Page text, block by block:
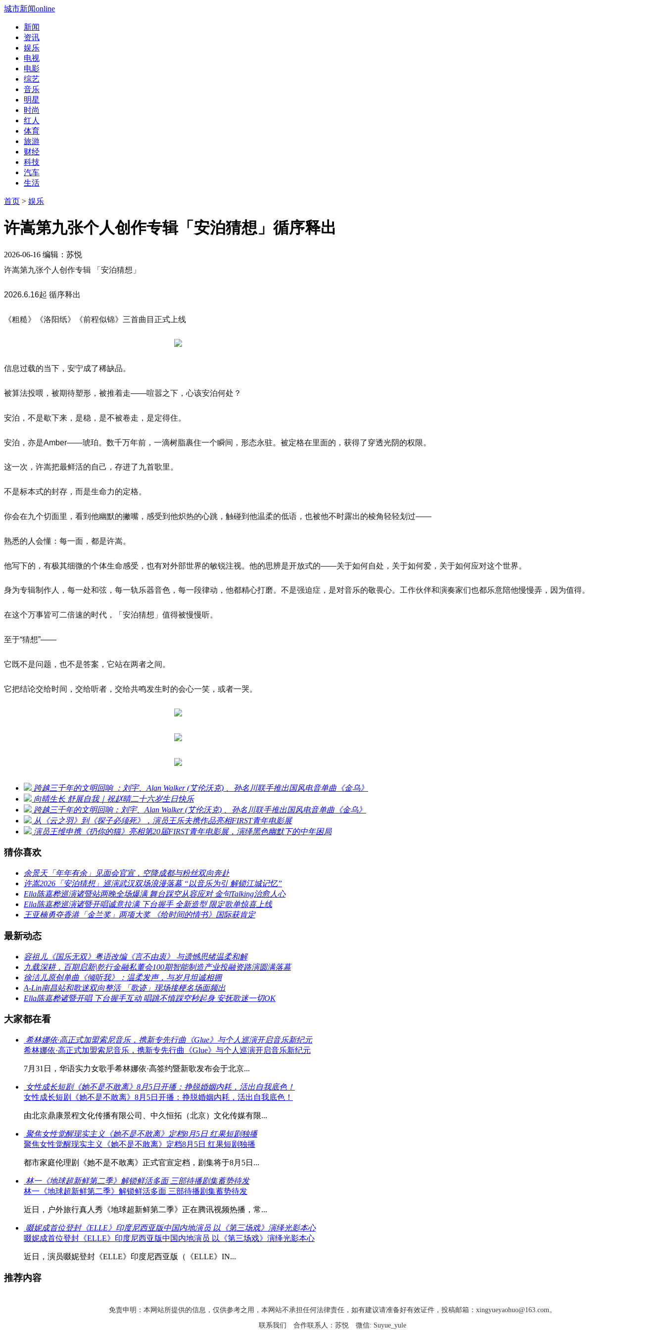
城市新闻online
新闻
资讯
娱乐
电视
电影
综艺
音乐
明星
时尚
红人
体育
旅游
财经
科技
汽车
生活
首页 > 娱乐
许嵩第九张个人创作专辑「安泊猜想」循序释出
2026-06-16 编辑：苏悦
许嵩第九张个人创作专辑 「安泊猜想」
2026.6.16起 循序释出
《粗糙》《洛阳纸》《前程似锦》三首曲目正式上线
信息过载的当下，安宁成了稀缺品。
被算法投喂，被期待塑形，被推着走——喧嚣之下，心该安泊何处？
安泊，不是歇下来，是稳，是不被卷走，是定得住。
安泊，亦是Amber——琥珀。数千万年前，一滴树脂裹住一个瞬间，形态永驻。被定格在里面的，获得了穿透光阴的权限。
这一次，许嵩把最鲜活的自己，存进了九首歌里。
不是标本式的封存，而是生命力的定格。
你会在九个切面里，看到他幽默的撇嘴，感受到他炽热的心跳，触碰到他温柔的低语，也被他不时露出的棱角轻轻划过——
熟悉的人会懂：每一面，都是许嵩。
他写下的，有极其细微的个体生命感受，也有对外部世界的敏锐注视。他的思辨是开放式的——关于如何自处，关于如何爱，关于如何应对这个世界。
身为专辑制作人，每一处和弦，每一轨乐器音色，每一段律动，他都精心打磨。不是强迫症，是对音乐的敬畏心。工作伙伴和演奏家们也都乐意陪他慢慢弄，因为值得。
在这个万事皆可二倍速的时代，「安泊猜想」值得被慢慢听。
至于“猜想”——
它既不是问题，也不是答案，它站在两者之间。
它把结论交给时间，交给听者，交给共鸣发生时的会心一笑，或者一哭。
跨越三千年的文明回响 ：刘宇、Alan Walker (艾伦沃克) 、孙名川联手推出国风电音单曲《金乌》
向晴生长 舒展自我｜祝赵晴二十六岁生日快乐
跨越三千年的文明回响：刘宇、Alan Walker (艾伦沃克) 、孙名川联手推出国风电音单曲《金乌》
从《云之羽》到《探子必须死》，演员王乐夫携作品亮相FIRST青年电影展
演员王维申携《扔你的猫》亮相第20届FIRST青年电影展，演绎黑色幽默下的中年困局
猜你喜欢
余景天「年年有余」见面会官宣，空降成都与粉丝双向奔赴
许嵩2026「安泊猜想」巡演武汉双场浪漫落幕 “以音乐为引 解锁江城记忆”
Ella陈嘉桦巡演诸暨站两晚全场爆满 舞台踩空从容应对 金句Talking治愈人心
Ella陈嘉桦巡演诸暨开唱诚意拉满 下台握手 全新造型 限定歌单惊喜上线
王亚楠勇夺香港「金兰奖」两项大奖 《给时间的情书》国际获肯定
最新动态
容祖儿《国乐无双》粤语改编《言不由衷》 与遗憾思绪温柔和解
九载深耕，百期启新|乾行金融私董会100期智能制造产业投融资路演圆满落幕
徐洁儿原创单曲《倾听我》：温柔发声，与岁月坦诚相拥
A-Lin南昌站和歌迷双向整活 「歌迹」现场接梗名场面频出
Ella陈嘉桦诸暨开唱 下台握手互动 唱跳不慎踩空秒起身 安抚歌迷一切OK
大家都在看
希林娜依·高正式加盟索尼音乐，携新专先行曲《Glue》与个人巡演开启音乐新纪元
希林娜依·高正式加盟索尼音乐，携新专先行曲《Glue》与个人巡演开启音乐新纪元
7月31日，华语实力女歌手希林娜依·高签约暨新歌发布会于北京...
女性成长短剧《她不是不敢离》8月5日开播：挣脱婚姻内耗，活出自我底色！
女性成长短剧《她不是不敢离》8月5日开播：挣脱婚姻内耗，活出自我底色！
由北京鼎康景程文化传播有限公司、中久恒拓（北京）文化传媒有限...
聚焦女性觉醒现实主义《她不是不敢离》定档8月5日 红果短剧独播
聚焦女性觉醒现实主义《她不是不敢离》定档8月5日 红果短剧独播
都市家庭伦理剧《她不是不敢离》正式官宣定档，剧集将于8月5日...
林一《地球超新鲜第二季》解锁鲜活多面 三部待播剧集蓄势待发
林一《地球超新鲜第二季》解锁鲜活多面 三部待播剧集蓄势待发
近日，户外旅行真人秀《地球超新鲜第二季》正在腾讯视频热播，常...
啜妮成首位登封《ELLE》印度尼西亚版中国内地演员 以《第三场戏》演绎光影本心
啜妮成首位登封《ELLE》印度尼西亚版中国内地演员 以《第三场戏》演绎光影本心
近日，演员啜妮登封《ELLE》印度尼西亚版（《ELLE》IN...
推荐内容
免责申明：本网站所提供的信息，仅供参考之用，本网站不承担任何法律责任，如有建议请准备好有效证件，投稿邮箱：xingyueyaohuo@163.com。
联系我们 合作联系人：苏悦 微信: Suyue_yule